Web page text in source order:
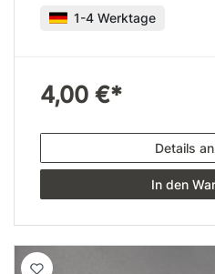
1-4 Werktage
4,00 €*
Details
In den